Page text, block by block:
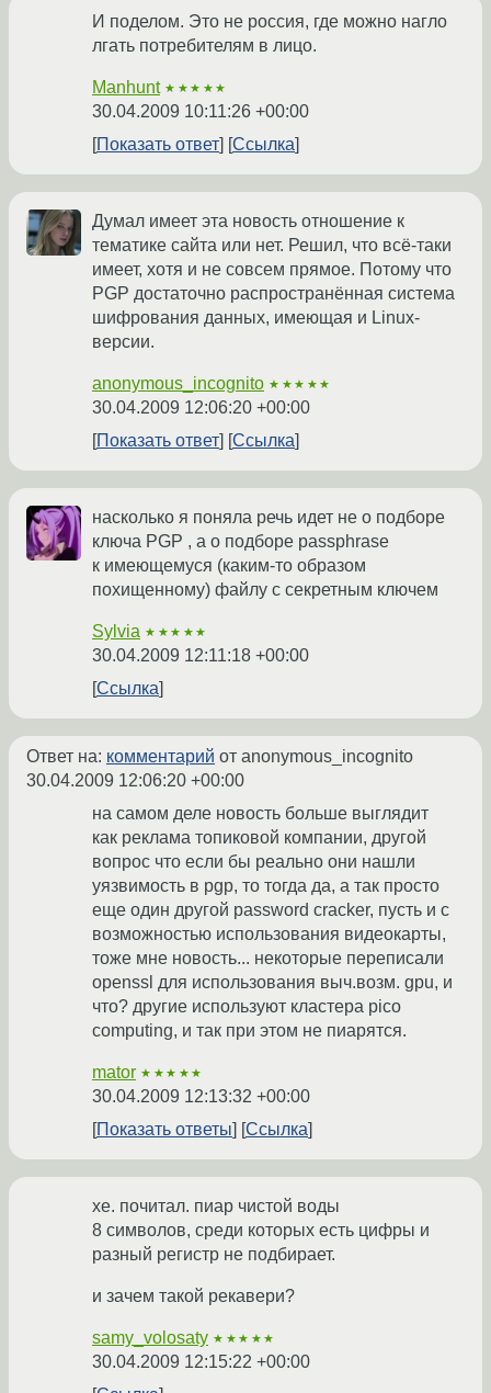
И поделом. Это не россия, где можно нагло
лгать потребителям в лицо.
Manhunt ★★★★★
30.04.2009 10:11:26 +00:00
Показать ответ
Ссылка
Думал имеет эта новость отношение к
тематике сайта или нет. Решил, что всё-таки
имеет, хотя и не совсем прямое. Потому что
PGP достаточно распространённая система
шифрования данных, имеющая и Linux-
версии.
anonymous_incognito ★★★★★
30.04.2009 12:06:20 +00:00
Показать ответ
Ссылка
насколько я поняла речь идет не о подборе
ключа PGP , а о подборе passphrase
к имеющемуся (каким-то образом
похищенному) файлу с секретным ключем
Sylvia ★★★★★
30.04.2009 12:11:18 +00:00
Ссылка
Ответ на: комментарий от anonymous_incognito
30.04.2009 12:06:20 +00:00
на самом деле новость больше выглядит
как реклама топиковой компании, другой
вопрос что если бы реально они нашли
уязвимость в pgp, то тогда да, а так просто
еще один другой password cracker, пусть и с
возможностью использования видеокарты,
тоже мне новость... некоторые переписали
openssl для использования выч.возм. gpu, и
что? другие используют кластера pico
computing, и так при этом не пиарятся.
mator ★★★★★
30.04.2009 12:13:32 +00:00
Показать ответы
Ссылка
хе. почитал. пиар чистой воды
8 символов, среди которых есть цифры и
разный регистр не подбирает.
и зачем такой рекавери?
samy_volosaty ★★★★★
30.04.2009 12:15:22 +00:00